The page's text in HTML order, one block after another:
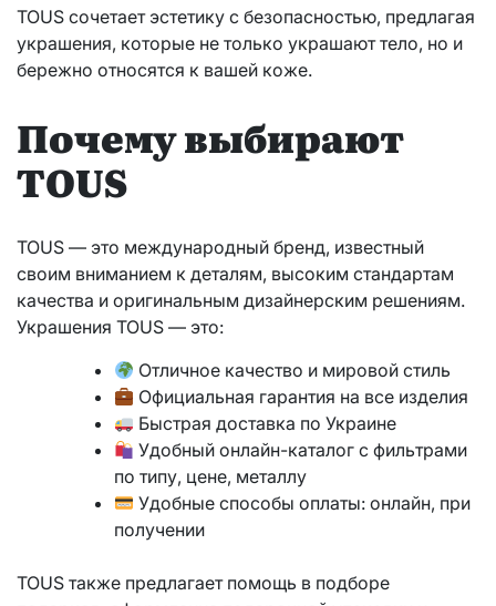
TOUS сочетает эстетику с безопасностью, предлагая
украшения, которые не только украшают тело, но и
бережно относятся к вашей коже.
Почему выбирают
TOUS
TOUS — это международный бренд, известный
своим вниманием к деталям, высоким стандартам
качества и оригинальным дизайнерским решениям.
Украшения TOUS — это:
Отличное качество и мировой стиль
Официальная гарантия на все изделия
Быстрая доставка по Украине
Удобный онлайн-каталог с фильтрами
по типу, цене, металлу
Удобные способы оплаты: онлайн, при
получении
TOUS также предлагает помощь в подборе